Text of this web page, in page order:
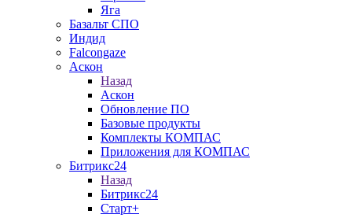
Яга
Базальт СПО
Индид
Falcongaze
Аскон
Назад
Аскон
Обновление ПО
Базовые продукты
Комплекты КОМПАС
Приложения для КОМПАС
Битрикс24
Назад
Битрикс24
Старт+